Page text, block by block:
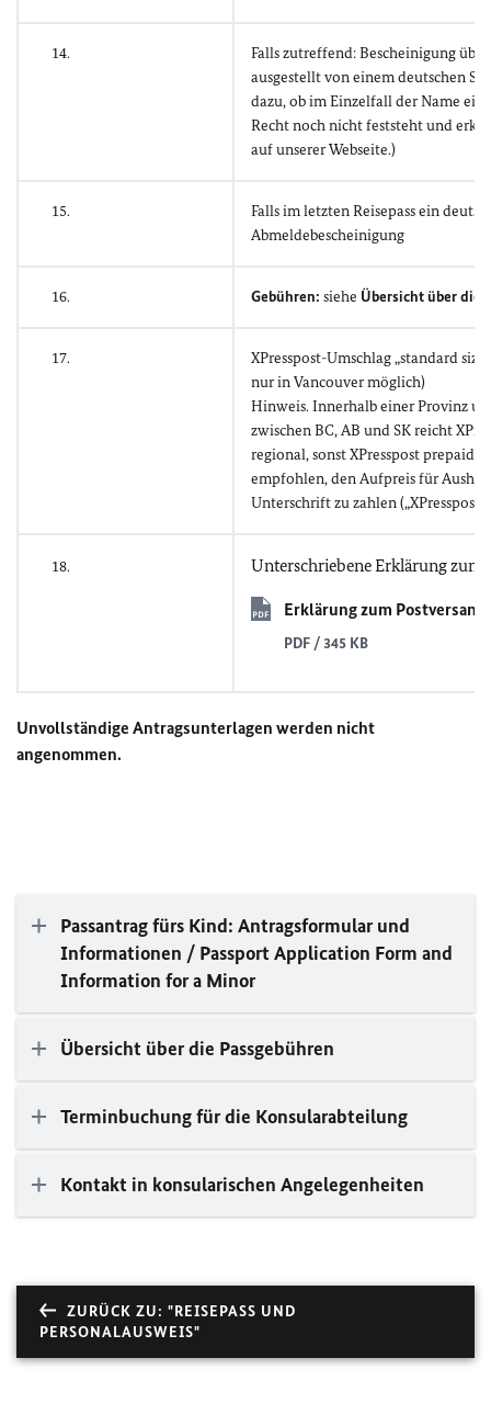
14.
Falls zutreffend: Bescheinigung
ausgestellt von einem deutschen
dazu, ob im Einzelfall der Name
Recht noch nicht feststeht und
auf unserer Webseite.)
15.
Falls im letzten Reisepass ein
Abmeldebescheinigung
16. Gebühren: siehe Übersicht über die
17.
XPresspost-Umschlag „standard
nur in Vancouver möglich)
Hinweis. Innerhalb einer Provinz
zwischen BC, AB und SK reicht
regional, sonst XPresspost prepaid
empfohlen, den Aufpreis für
Unterschrift zu zahlen („XPresspost
18. Unterschriebene Erklärung zum
Erklärung zum
PDF / 345 KB
Unvollständige Antragsunterlagen werden nicht
angenommen.
Passantrag fürs Kind: Antragsformular und
Informationen / Passport Application Form and
Information for a Minor
Übersicht über die Passgebühren
Terminbuchung für die Konsularabteilung
Kontakt in konsularischen Angelegenheiten
ZURÜCK ZU: "REISEPASS UND
PERSONALAUSWEIS"